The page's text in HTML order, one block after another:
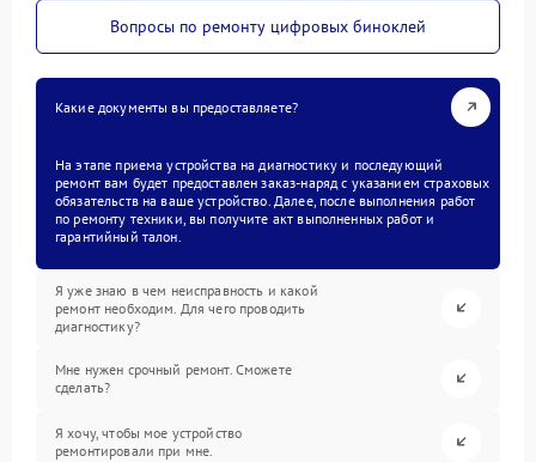
Вопросы по ремонту цифровых биноклей
Какие документы вы предоставляете?
На этапе приема устройства на диагностику и последующий
ремонт вам будет предоставлен заказ-наряд с указанием страховых
обязательств на ваше устройство. Далее, после выполнения работ
по ремонту техники, вы получите акт выполненных работ и
гарантийный талон.
Я уже знаю в чем неисправность и какой
ремонт необходим. Для чего проводить
диагностику?
Мне нужен срочный ремонт. Сможете
сделать?
Я хочу, чтобы мое устройство
ремонтировали при мне.